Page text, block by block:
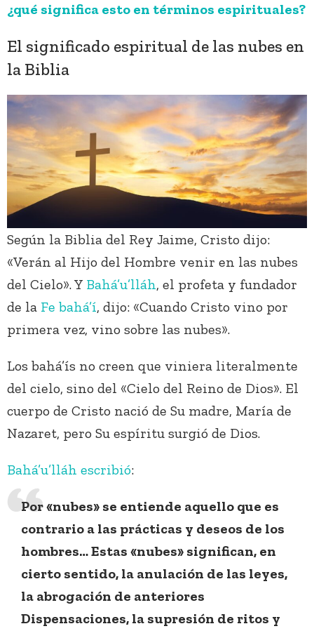
¿qué significa esto en términos espirituales?
El significado espiritual de las nubes en
la Biblia
Según la Biblia del Rey Jaime, Cristo dijo:
«Verán al Hijo del Hombre venir en las nubes
del Cielo». Y Bahá’u’lláh, el profeta y fundador
de la Fe bahá’í, dijo: «Cuando Cristo vino por
primera vez, vino sobre las nubes».
Los bahá’ís no creen que viniera literalmente
del cielo, sino del «Cielo del Reino de Dios». El
cuerpo de Cristo nació de Su madre, María de
Nazaret, pero Su espíritu surgió de Dios.
Bahá’u’lláh escribió:
Por «nubes» se entiende aquello que es
contrario a las prácticas y deseos de los
hombres… Estas «nubes» significan, en
cierto sentido, la anulación de las leyes,
la abrogación de anteriores
Dispensaciones, la supresión de ritos y